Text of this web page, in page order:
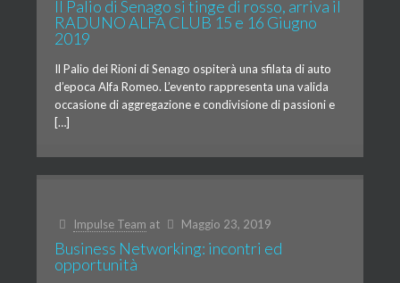
Il Palio di Senago si tinge di rosso, arriva il
RADUNO ALFA CLUB 15 e 16 Giugno
2019
Il Palio dei Rioni di Senago ospiterà una sfilata di auto
d’epoca Alfa Romeo. L’evento rappresenta una valida
occasione di aggregazione e condivisione di passioni e
[…]
Impulse Team at Maggio 23, 2019
Business Networking: incontri ed
opportunità